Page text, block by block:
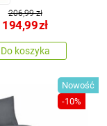
206,99 zł
194,99zł
Do koszyka
Nowość
-10%